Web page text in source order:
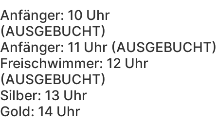
Anfänger: 10 Uhr
(AUSGEBUCHT)
Anfänger: 11 Uhr (AUSGEBUCHT)
Freischwimmer: 12 Uhr
(AUSGEBUCHT)
Silber: 13 Uhr
Gold: 14 Uhr